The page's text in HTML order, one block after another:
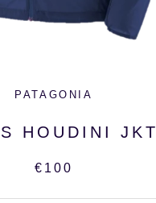
PATAGONIA
HOUDINI JKT
€100